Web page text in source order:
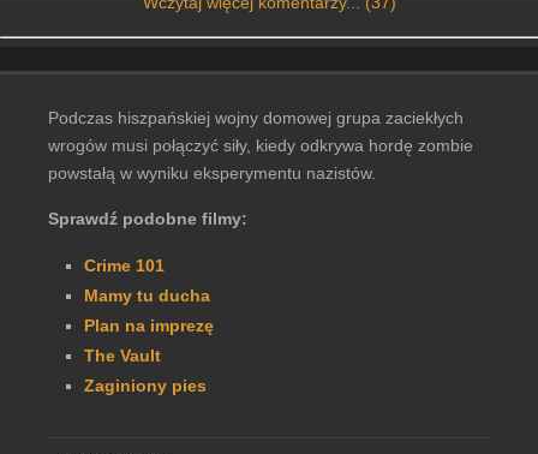
Podczas hiszpańskiej wojny domowej grupa zaciekłych
wrogów musi połączyć siły, kiedy odkrywa hordę zombie
powstałą w wyniku eksperymentu nazistów.
Sprawdź podobne filmy:
Crime 101
Mamy tu ducha
Plan na imprezę
The Vault
Zaginiony pies